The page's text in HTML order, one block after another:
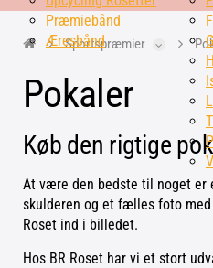
Præmiebånd
Æresbånd
Sportspræmier
Pokaler
Køb den rigtige
At være den bedste til noget er
skulderen og et fælles foto
Roset ind i billedet.
Hos BR Roset har vi et stort